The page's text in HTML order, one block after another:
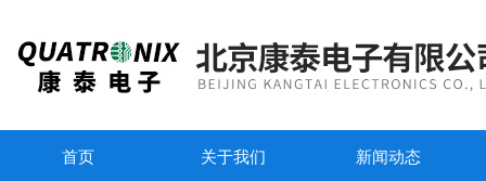
首页 关于我们 新闻动态